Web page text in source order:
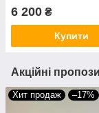
160х80см
6 200 ₴
Купити
Акційні
Хит продаж –17%